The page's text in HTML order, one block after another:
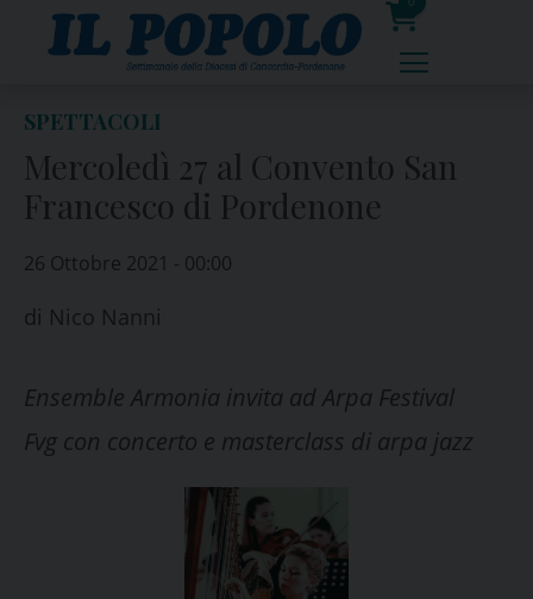
0
prodotti
SPETTACOLI
Mercoledì 27 al Convento San
Francesco di Pordenone
26 Ottobre 2021 - 00:00
di Nico Nanni
Ensemble Armonia invita ad Arpa Festival
Fvg con concerto e masterclass di arpa jazz